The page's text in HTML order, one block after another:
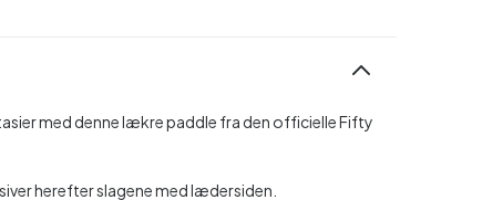
med denne lækre paddle fra den officielle Fifty
herefter slagene med lædersiden.